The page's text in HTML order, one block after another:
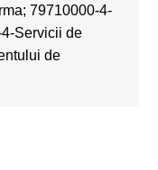
79710000-4-
Servicii de
de